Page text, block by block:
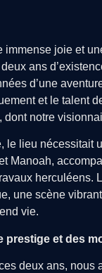
immense joie et
ans
d’une
et le talent
dont notre
le lieu nécessitait
Manoah,
herculéens.
une scène
vie.
prestige et des
deux ans, nous